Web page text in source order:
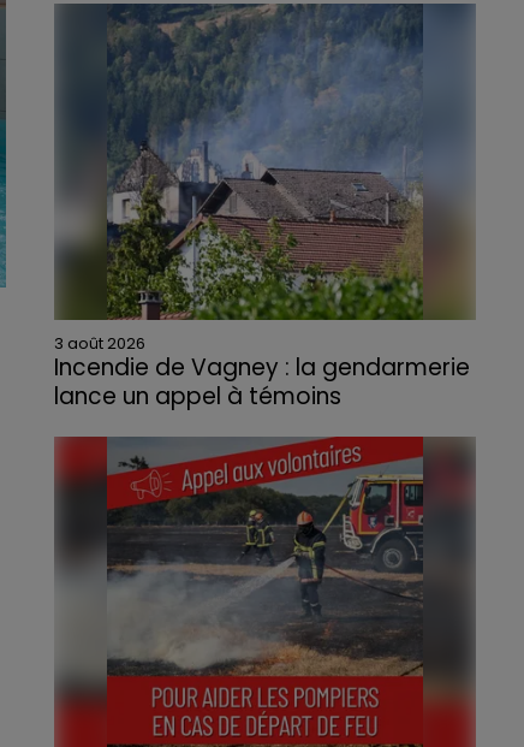
3 août 2026
Incendie de Vagney : la gendarmerie
lance un appel à témoins
au quartier résidentiel, avait détruit deux
habitations et contraint à l'évacuation d'une
centaine de personnes.